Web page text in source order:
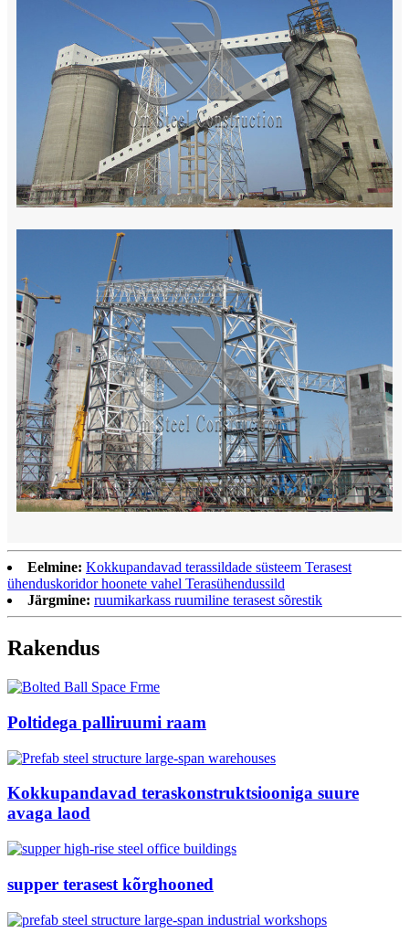
Eelmine: Kokkupandavad terassildade süsteem Terasest
ühenduskoridor hoonete vahel Terasühendussild
Järgmine: ruumikarkass ruumiline terasest sõrestik
Rakendus
Poltidega palliruumi raam
Kokkupandavad teraskonstruktsiooniga suure
avaga laod
supper terasest kõrghooned